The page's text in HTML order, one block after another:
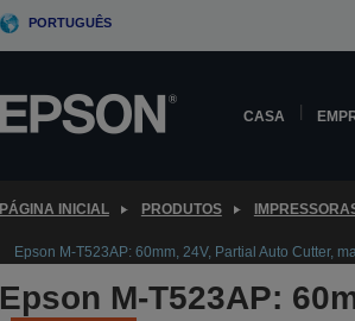
PORTUGUÊS
CASA
PÁGINA INICIAL PRODUTOS
Epson M-T523AP: 60mm, 24V, Partial Auto Cutter,
Epson M-T523AP: